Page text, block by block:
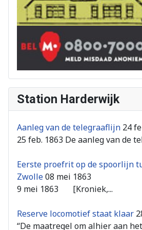
Station Harderwijk
Aanleg van de telegraaflijn 24
25 feb. 1863 De aanleg van de
Eerste proefrit op de spoorlijn
Zwolle08 mei 1863
9 mei 1863 [Kroniek,...
Reserve locomotief staat klaar
“De maatregel om alhier aan